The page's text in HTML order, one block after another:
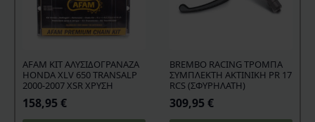
AFAM KIT ΑΛΥΣΙΔΟΓΡΑΝΑΖΑ
HONDA XLV 650 TRANSALP
2000-2007 XSR ΧΡΥΣΗ
158,95 €
BREMBO RACING ΤΡΟΜΠΑ
ΣΥΜΠΛΕΚΤΗ ΑΚΤΙΝΙΚΗ PR 17
RCS (ΣΦΥΡΗΛΑΤΗ)
309,95 €